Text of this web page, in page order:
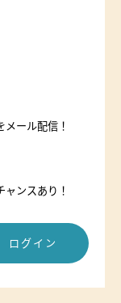
ール配信！
ンスあり！
ログイン